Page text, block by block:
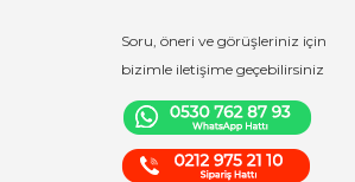
Soru, öneri ve görüşleriniz için
bizimle iletişime geçebilirsiniz